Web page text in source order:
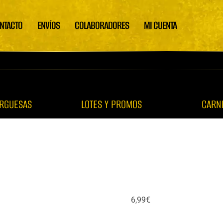
ENVÍOS COLABORADORES MI CUENTA
LOTES Y PROMOS
6,99€
Pavo
cantidad
Pavo